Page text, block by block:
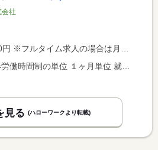
社
は月額（換算額）、パート求人の場合は時間額を表示しています。
見る (ハローワークより転載)